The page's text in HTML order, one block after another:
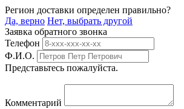
Регион доставки определен правильно?
Да, верно Нет, выбрать другой
Заявка обратного звонка
Телефон
Ф.И.О.
Представьтесь пожалуйста.
Комментарий